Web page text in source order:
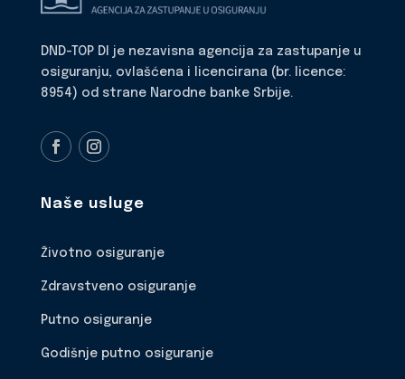
DND-TOP DI je nezavisna agencija za zastupanje u
osiguranju, ovlašćena i licencirana (br. licence:
8954) od strane Narodne banke Srbije.
Naše usluge
Životno osiguranje
Zdravstveno osiguranje
Putno osiguranje
Godišnje putno osiguranje